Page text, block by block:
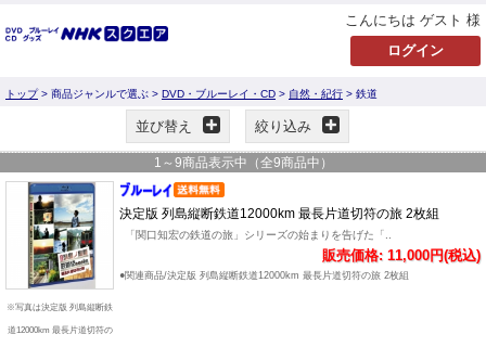
こんにちは ゲスト 様
トップ> 商品ジャンルで選ぶ > DVD・ブルーレイ・CD > 自然・紀行 > 鉄道
並び替え 絞り込み
1 ～ 9商品表示中（全9商品中）
※写真は決定版 列島縦断鉄
道12000km 最長片道切符の
決定版 列島縦断鉄道12000km 最長片道切符の旅 2枚組
「関口知宏の鉄道の旅」シリーズの始まりを告げた「..
販売価格: 11,000円(税込)
●関連商品/決定版 列島縦断鉄道12000km 最長片道切符の旅 2枚組